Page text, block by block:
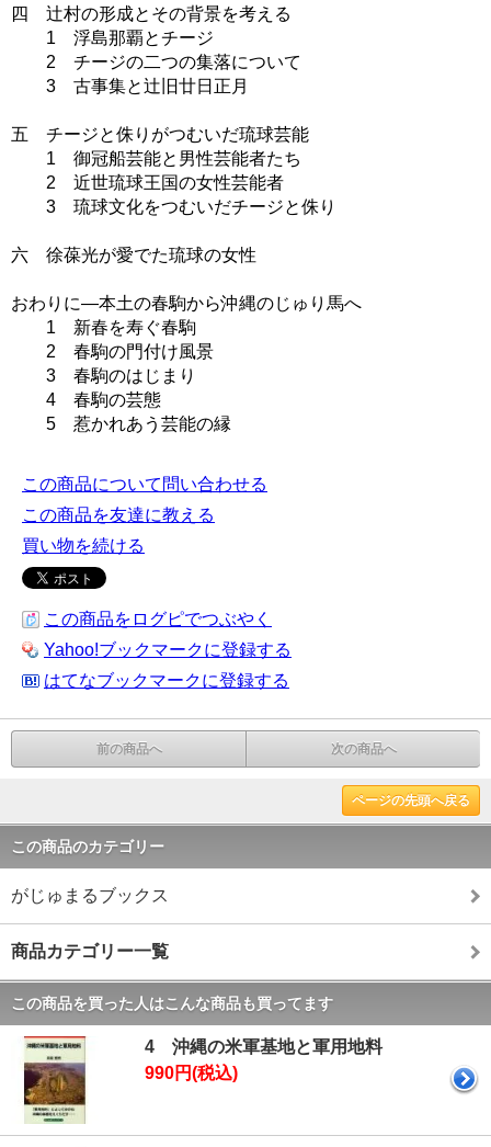
四 辻村の形成とその背景を考える
1 浮島那覇とチージ
2 チージの二つの集落について
3 古事集と辻旧廿日正月
五 チージと侏りがつむいだ琉球芸能
1 御冠船芸能と男性芸能者たち
2 近世琉球王国の女性芸能者
3 琉球文化をつむいだチージと侏り
六 徐葆光が愛でた琉球の女性
おわりに―本土の春駒から沖縄のじゅり馬へ
1 新春を寿ぐ春駒
2 春駒の門付け風景
3 春駒のはじまり
4 春駒の芸態
5 惹かれあう芸能の縁
この商品について問い合わせる
この商品を友達に教える
買い物を続ける
この商品をログピでつぶやく
Yahoo!ブックマークに登録する
はてなブックマークに登録する
前の商品へ 次の商品へ
ページの先頭へ戻る
この商品のカテゴリー
がじゅまるブックス
商品カテゴリー一覧
この商品を買った人はこんな商品も買ってます
4 沖縄の米軍基地と軍用地料
990円(税込)